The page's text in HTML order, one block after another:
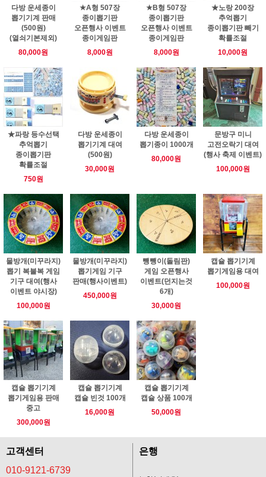
다방 운세종이
뽑기기계 판매
(500원)
(열쇠기본제외)
80,000원
★A형 507장
종이뽑기판
오픈행사 이벤트
종이게임판
8,000원
★B형 507장
종이뽑기판
오픈행사 이벤트
종이게임판
8,000원
★노랑 200장
추억뽑기
종이뽑기판 빼기
확률조절
10,000원
★파랑 등수선택
추억뽑기
종이뽑기판
확률조절
750원
다방 운세종이
뽑기기계 대여
(500원)
30,000원
다방 운세종이
뽑기종이 1000개
80,000원
문방구 미니
고전오락기 대여
(행사 축제 이벤트)
100,000원
물방개(미꾸라지)
뽑기 복불복 게임
기구 대여(행사
이벤트 야시장)
100,000원
물방개(미꾸라지)
뽑기게임 기구
판매(행사이벤트)
450,000원
뺑뺑이(돌림판)
게임 오픈행사
이벤트(던지는것
6개)
30,000원
캡슐 뽑기기계
뽑기게임용 대여
100,000원
캡슐 뽑기기계
뽑기게임용 판매
중고
300,000원
캡슐 뽑기기계
캡슐 빈것 100개
16,000원
캡슐 뽑기기계
캡슐 상품 100개
50,000원
고객센터
010-9121-6739
은행